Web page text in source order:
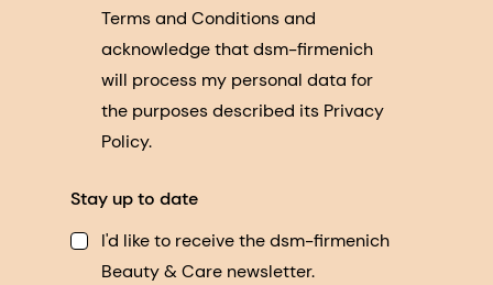
Terms and Conditions and
acknowledge that dsm-firmenich
will process my personal data for
the purposes described its Privacy
Policy.
Stay up to date
I'd like to receive the dsm-firmenich
Beauty & Care newsletter.